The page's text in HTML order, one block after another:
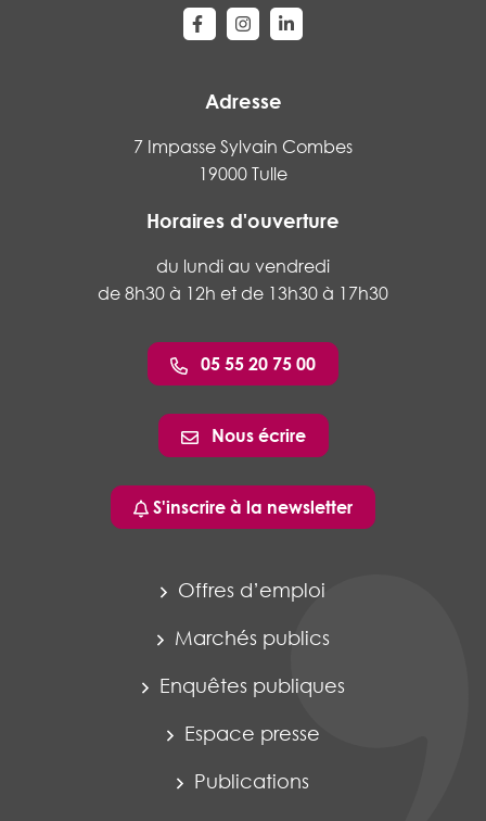
Lien vers le compte Facebook
Lien vers le compte Instagram
Lien vers le compte
Adresse
7 Impasse Sylvain Combes
19000 Tulle
Horaires d'ouverture
du lundi au vendredi
de 8h30 à 12h et de 13h30 à 17h30
05 55 20 75 00
Nous écrire
S'inscrire à la newsletter
Offres d’emploi
Marchés publics
Enquêtes publiques
Espace presse
Publications